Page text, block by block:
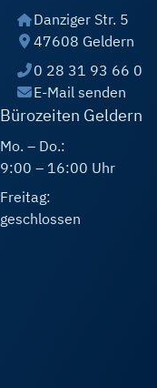
Danziger Str. 5
47608 Geldern
0 28 31 93 66 0
E-Mail senden
Bürozeiten Geldern
Mo. – Do.:
9:00 – 16:00 Uhr
Freitag:
geschlossen